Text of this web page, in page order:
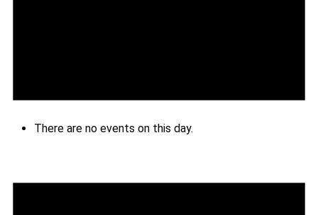
There are no events on this day.